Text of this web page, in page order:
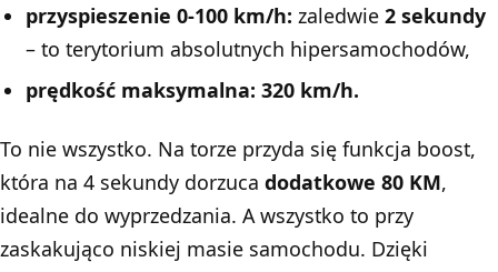
przyspieszenie 0-100 km/h: zaledwie2 sekundy
– to terytorium absolutnych hipersamochodów,
prędkość maksymalna: 320 km/h.
To nie wszystko. Na torze przyda się funkcja boost,
która na 4 sekundy dorzuca dodatkowe 80 KM,
idealne do wyprzedzania. A wszystko to przy
zaskakująco niskiej masie samochodu. Dzięki